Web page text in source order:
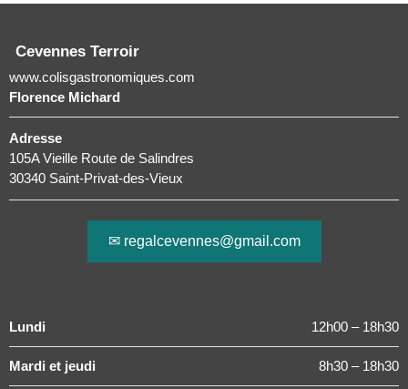
Cevennes Terroir
www.colisgastronomiques.com
Florence Michard
Adresse
105A Vieille Route de Salindres
30340 Saint-Privat-des-Vieux
✉ regalcevennes@gmail.com
Lundi 12h00 – 18h30
Mardi et jeudi 8h30 – 18h30